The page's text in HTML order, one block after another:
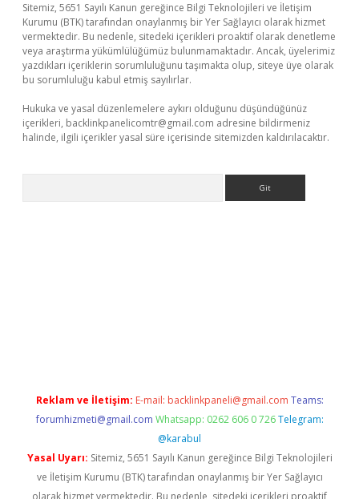
Sitemiz, 5651 Sayılı Kanun gereğince Bilgi Teknolojileri ve İletişim
Kurumu (BTK) tarafından onaylanmış bir Yer Sağlayıcı olarak hizmet
vermektedir. Bu nedenle, sitedeki içerikleri proaktif olarak denetleme
veya araştırma yükümlülüğümüz bulunmamaktadır. Ancak, üyelerimiz
yazdıkları içeriklerin sorumluluğunu taşımakta olup, siteye üye olarak
bu sorumluluğu kabul etmiş sayılırlar.
Hukuka ve yasal düzenlemelere aykırı olduğunu düşündüğünüz
içerikleri, backlinkpanelicomtr@gmail.com adresine bildirmeniz
halinde, ilgili içerikler yasal süre içerisinde sitemizden kaldırılacaktır.
Reklam ve İletişim: E-mail: backlinkpaneli@gmail.com Teams:
forumhizmeti@gmail.com Whatsapp: 0262 606 0 726 Telegram:
@karabul
Yasal Uyarı: Sitemiz, 5651 Sayılı Kanun gereğince Bilgi Teknolojileri
ve İletişim Kurumu (BTK) tarafından onaylanmış bir Yer Sağlayıcı
olarak hizmet vermektedir. Bu nedenle, sitedeki içerikleri proaktif